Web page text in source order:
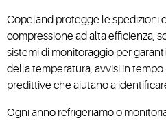
Copeland protegge le spedizioni
compressione ad alta efficienza,
sistemi di monitoraggio per
della temperatura, avvisi in
predittive che aiutano a
Ogni anno refrigeriamo o